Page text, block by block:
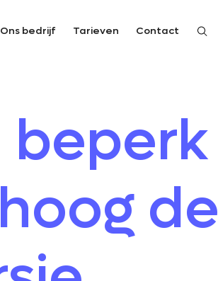
Ons bedrijf Tarieven Contact
beperk
de